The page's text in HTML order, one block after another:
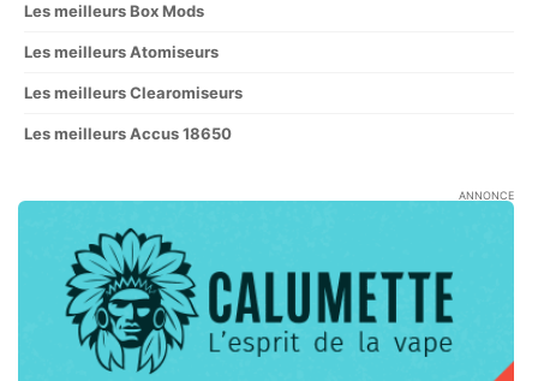
Les meilleurs Box Mods
Les meilleurs Atomiseurs
Les meilleurs Clearomiseurs
Les meilleurs Accus 18650
ANNONCE